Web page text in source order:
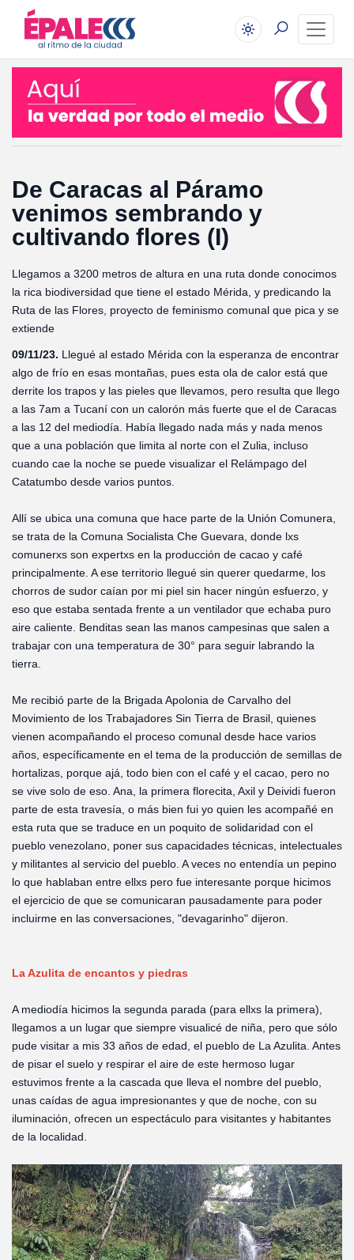
De Caracas al Páramo
venimos sembrando y
cultivando flores (I)
Llegamos a 3200 metros de altura en una ruta donde conocimos
la rica biodiversidad que tiene el estado Mérida, y predicando la
Ruta de las Flores, proyecto de feminismo comunal que pica y se
extiende
09/11/23. Llegué al estado Mérida con la esperanza de encontrar
algo de frío en esas montañas, pues esta ola de calor está que
derrite los trapos y las pieles que llevamos, pero resulta que llego
a las 7am a Tucaní con un calorón más fuerte que el de Caracas
a las 12 del mediodía. Había llegado nada más y nada menos
que a una población que limita al norte con el Zulia, incluso
cuando cae la noche se puede visualizar el Relámpago del
Catatumbo desde varios puntos.
Allí se ubica una comuna que hace parte de la Unión Comunera,
se trata de la Comuna Socialista Che Guevara, donde lxs
comunerxs son expertxs en la producción de cacao y café
principalmente. A ese territorio llegué sin querer quedarme, los
chorros de sudor caían por mi piel sin hacer ningún esfuerzo, y
eso que estaba sentada frente a un ventilador que echaba puro
aire caliente. Benditas sean las manos campesinas que salen a
trabajar con una temperatura de 30° para seguir labrando la
tierra.
Me recibió parte de la Brigada Apolonia de Carvalho del
Movimiento de los Trabajadores Sin Tierra de Brasil, quienes
vienen acompañando el proceso comunal desde hace varios
años, específicamente en el tema de la producción de semillas de
hortalizas, porque ajá, todo bien con el café y el cacao, pero no
se vive solo de eso. Ana, la primera florecita, Axil y Deividi fueron
parte de esta travesía, o más bien fui yo quien les acompañé en
esta ruta que se traduce en un poquito de solidaridad con el
pueblo venezolano, poner sus capacidades técnicas, intelectuales
y militantes al servicio del pueblo. A veces no entendía un pepino
lo que hablaban entre ellxs pero fue interesante porque hicimos
el ejercicio de que se comunicaran pausadamente para poder
incluirme en las conversaciones, "devagarinho" dijeron.
La Azulita de encantos y piedras
A mediodía hicimos la segunda parada (para ellxs la primera),
llegamos a un lugar que siempre visualicé de niña, pero que sólo
pude visitar a mis 33 años de edad, el pueblo de La Azulita. Antes
de pisar el suelo y respirar el aire de este hermoso lugar
estuvimos frente a la cascada que lleva el nombre del pueblo,
unas caídas de agua impresionantes y que de noche, con su
iluminación, ofrecen un espectáculo para visitantes y habitantes
de la localidad.